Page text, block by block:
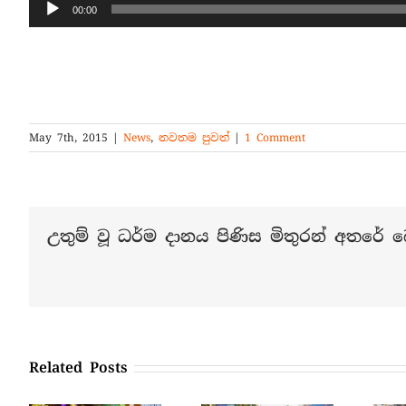
Player
00:00
May 7th, 2015 | News, නවතම පුවත් | 1 Comment
උතුම් වූ ධර්ම දානය පිණිස මිතුරන් අතරේ
Related Posts